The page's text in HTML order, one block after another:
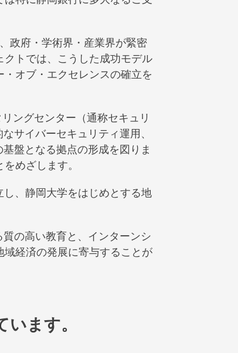
政府・学術界・産業界が緊密
トでは、こうした成功モデル
オブ・エクセレンスの確立を
ングセンター（通称セキュリ
サイバーセキュリティ運用、
盤となる拠点の形成を図りま
めざします。
、静岡大学をはじめとする地
の高い教育と、インターンシ
経済の発展に寄与することが
ます。